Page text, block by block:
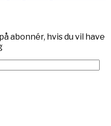
abonnér, hvis du vil have